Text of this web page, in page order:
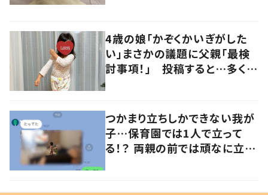
4歳の娘「かぞくかいぎがした
い」まさかの議題に父親「最検
討事項！」 投稿すると…多くの
つかまり立ちしかできない我が
子…保育園では1人で立って
る！？ 両親の前では頑なに立た